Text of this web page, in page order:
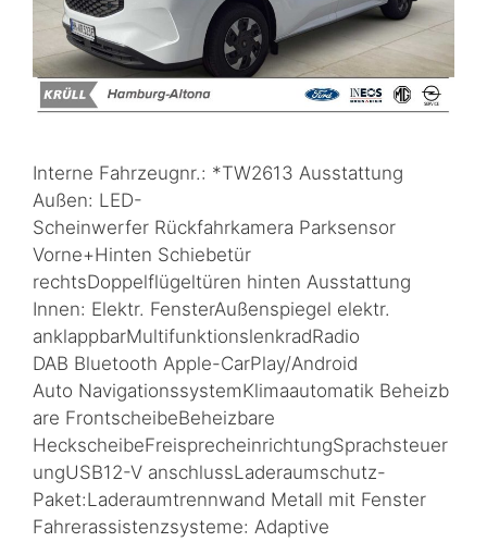
Interne Fahrzeugnr.: *TW2613 Ausstattung
Außen: LED-
Scheinwerfer Rückfahrkamera Parksensor
Vorne+Hinten Schiebetür
rechtsDoppelflügeltüren hinten Ausstattung
Innen: Elektr. FensterAußenspiegel elektr.
anklappbarMultifunktionslenkradRadio
DAB Bluetooth Apple-CarPlay/Android
Auto NavigationssystemKlimaautomatik Beheizb
are FrontscheibeBeheizbare
HeckscheibeFreisprecheinrichtungSprachsteuer
ungUSB12-V anschlussLaderaumschutz-
Paket:Laderaumtrennwand Metall mit Fenster
Fahrerassistenzsysteme: Adaptive